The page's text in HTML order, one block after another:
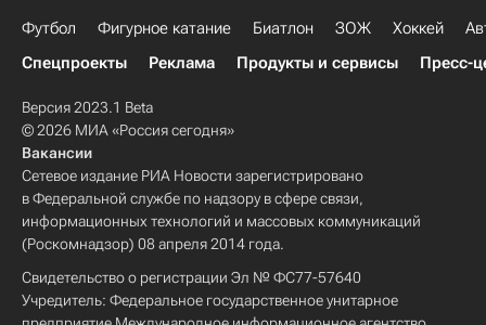
Футбол Фигурное катание Биатлон ЗОЖ Хоккей
Спецпроекты
Реклама Продукты и сервисы Пресс-
Версия 2023.1 Beta
© 2026 МИА «Россия сегодня»
Вакансии
Сетевое издание РИА Новости зарегистрировано
в Федеральной службе по надзору в сфере связи,
информационных технологий и массовых коммуникаций
(Роскомнадзор) 08 апреля 2014 года.
Свидетельство о регистрации Эл № ФС77-57640
Учредитель: Федеральное государственное унитарное